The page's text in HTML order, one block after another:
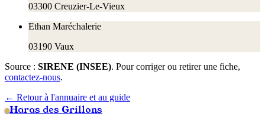
03300 Creuzier-Le-Vieux
Ethan Maréchalerie
03190 Vaux
Source : SIRENE (INSEE). Pour corriger ou retirer une fiche,
contactez-nous.
← Retour à l'annuaire et au guide
Haras des Grillons